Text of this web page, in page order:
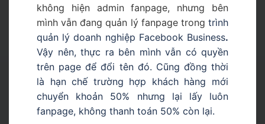
không hiện admin fanpage, nhưng bên
mình vẫn đang quản lý fanpage trong trình
quản lý doanh nghiệp Facebook Business.
Vậy nên, thực ra bên mình vẫn có quyền
trên page để đổi tên đó. Cũng đồng thời
là hạn chế trường hợp khách hàng mới
chuyển khoản 50% nhưng lại lấy luôn
fanpage, không thanh toán 50% còn lại.